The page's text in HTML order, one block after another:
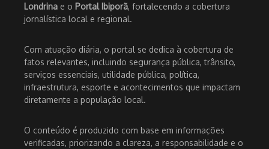
Londrina e o Portal Ibiporã, fortalecendo a cobertura
jornalística local e regional.
Com atuação diária, o portal se dedica à cobertura de
fatos relevantes, incluindo segurança pública, trânsito,
serviços essenciais, utilidade pública, política,
infraestrutura, esporte e acontecimentos que impactam
diretamente a população local.
O conteúdo é produzido com base em informações
verificadas, priorizando a clareza, a responsabilidade e o